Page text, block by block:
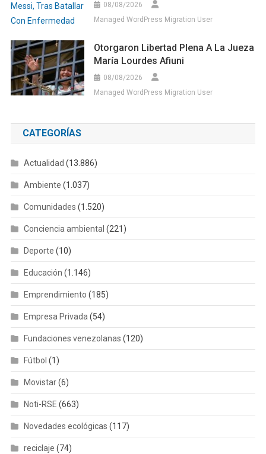
08/08/2026
Managed WordPress Migration User
Otorgaron Libertad Plena A La Jueza
María Lourdes Afiuni
08/08/2026
Managed WordPress Migration User
CATEGORÍAS
Actualidad (13.886)
Ambiente (1.037)
Comunidades (1.520)
Conciencia ambiental (221)
Deporte (10)
Educación (1.146)
Emprendimiento (185)
Empresa Privada (54)
Fundaciones venezolanas (120)
Fútbol (1)
Movistar(6)
Noti-RSE (663)
Novedades ecológicas (117)
reciclaje (74)